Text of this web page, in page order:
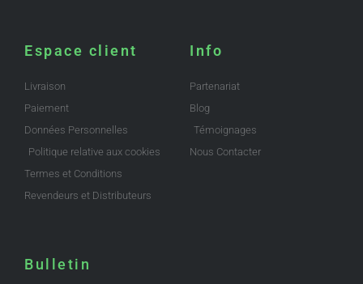
Espace client
Livraison
Paiement
Données Personnelles
Politique relative aux cookies
Termes et Conditions
Revendeurs et Distributeurs
Info
Partenariat
Blog
Témoignages
Nous Contacter
Bulletin